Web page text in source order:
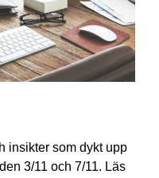
insikter som dykt upp
3/11 och 7/11. Läs